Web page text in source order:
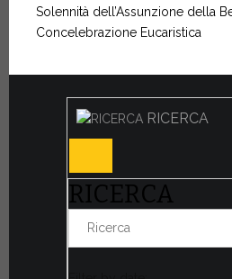
Solennità dell’Assunzione della
Concelebrazione Eucaristica
RICERCA
RICERCA